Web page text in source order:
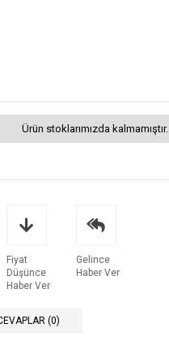
Ürün stoklarımızda kalmamıştır.
Fiyat
Düşünce
Haber Ver
Gelince
Haber Ver
(0)